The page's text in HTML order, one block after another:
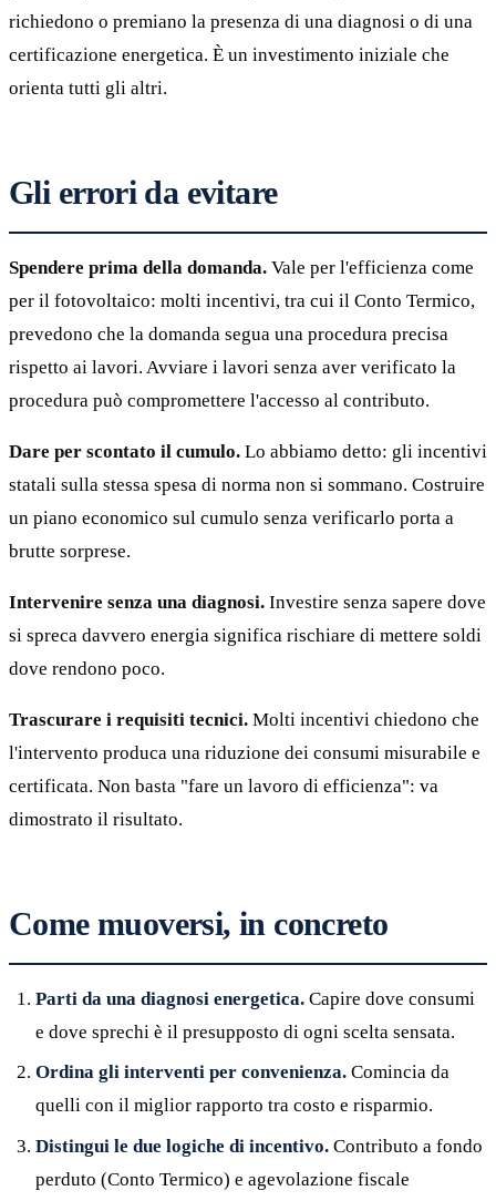
richiedono o premiano la presenza di una diagnosi o di una
certificazione energetica. È un investimento iniziale che
orienta tutti gli altri.
Gli errori da evitare
Spendere prima della domanda. Vale per l'efficienza come
per il fotovoltaico: molti incentivi, tra cui il Conto Termico,
prevedono che la domanda segua una procedura precisa
rispetto ai lavori. Avviare i lavori senza aver verificato la
procedura può compromettere l'accesso al contributo.
Dare per scontato il cumulo. Lo abbiamo detto: gli incentivi
statali sulla stessa spesa di norma non si sommano. Costruire
un piano economico sul cumulo senza verificarlo porta a
brutte sorprese.
Intervenire senza una diagnosi. Investire senza sapere dove
si spreca davvero energia significa rischiare di mettere soldi
dove rendono poco.
Trascurare i requisiti tecnici. Molti incentivi chiedono che
l'intervento produca una riduzione dei consumi misurabile e
certificata. Non basta "fare un lavoro di efficienza": va
dimostrato il risultato.
Come muoversi, in concreto
Parti da una diagnosi energetica. Capire dove consumi
e dove sprechi è il presupposto di ogni scelta sensata.
Ordina gli interventi per convenienza. Comincia da
quelli con il miglior rapporto tra costo e risparmio.
Distingui le due logiche di incentivo. Contributo a fondo
perduto (Conto Termico) e agevolazione fiscale